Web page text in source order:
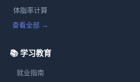
体脂率计算
查看全部 →
📚 学习教育
就业指南